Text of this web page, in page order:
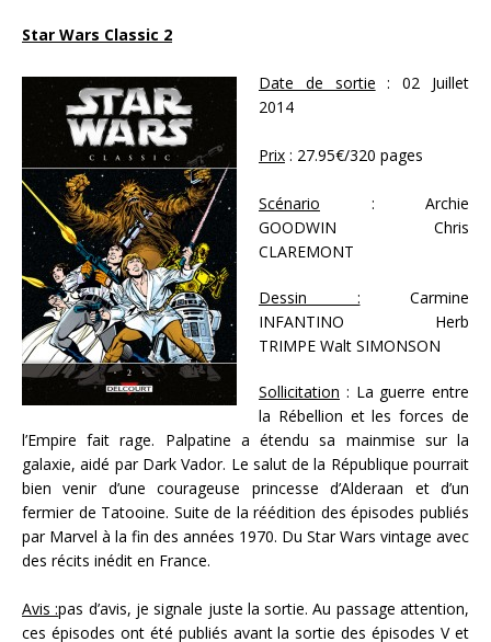
Star Wars Classic 2
Date de sortie : 02 Juillet
2014
Prix : 27.95€/320 pages
Scénario : Archie
GOODWIN Chris
CLAREMONT
Dessin : Carmine
INFANTINO Herb
TRIMPE Walt SIMONSON
Sollicitation : La guerre entre
la Rébellion et les forces de
l’Empire fait rage. Palpatine a étendu sa mainmise sur la
galaxie, aidé par Dark Vador. Le salut de la République pourrait
bien venir d’une courageuse princesse d’Alderaan et d’un
fermier de Tatooine. Suite de la réédition des épisodes publiés
par Marvel à la fin des années 1970. Du Star Wars vintage avec
des récits inédit en France.
Avis :pas d’avis, je signale juste la sortie. Au passage attention,
ces épisodes ont été publiés avant la sortie des épisodes V et